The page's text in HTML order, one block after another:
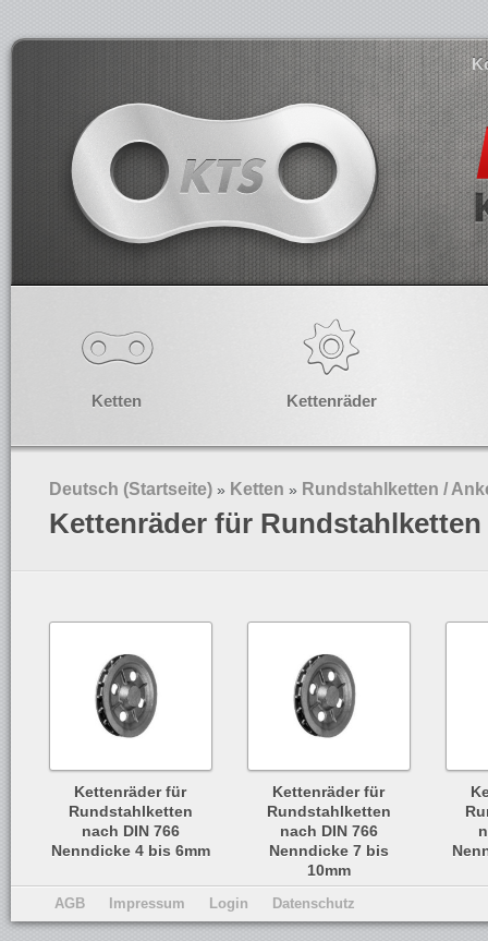
Ketten Kettenräder
Deutsch (Startseite) » Ketten » Rundstahlketten /
Kettenräder für Rundstahlketten
Kettenräder für
Rundstahlketten
nach DIN 766
Nenndicke 4 bis 6mm
Kettenräder für
Rundstahlketten
nach DIN 766
Nenndicke 7 bis
10mm
AGB Impressum Login Datenschutz